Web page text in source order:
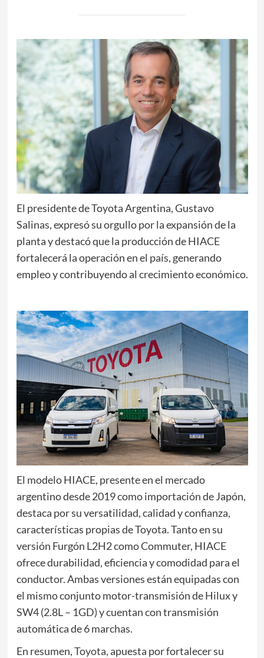
El presidente de Toyota Argentina, Gustavo
Salinas, expresó su orgullo por la expansión de la
planta y destacó que la producción de HIACE
fortalecerá la operación en el país, generando
empleo y contribuyendo al crecimiento económico.
El modelo HIACE, presente en el mercado
argentino desde 2019 como importación de Japón,
destaca por su versatilidad, calidad y confianza,
características propias de Toyota. Tanto en su
versión Furgón L2H2 como Commuter, HIACE
ofrece durabilidad, eficiencia y comodidad para el
conductor. Ambas versiones están equipadas con
el mismo conjunto motor-transmisión de Hilux y
SW4 (2.8L – 1GD) y cuentan con transmisión
automática de 6 marchas.
En resumen,Toyota,apuesta por fortalecer su